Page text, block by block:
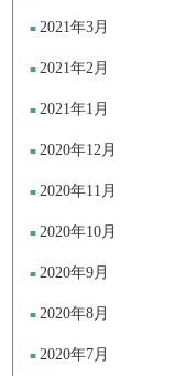
2021年3月
2021年2月
2021年1月
2020年12月
2020年11月
2020年10月
2020年9月
2020年8月
2020年7月